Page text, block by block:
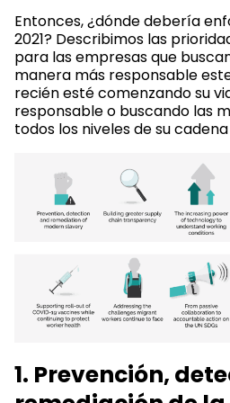
Entonces, ¿dónde debería
2021? Describimos las
para las empresas que
manera más responsable
recién esté comenzando su
responsable o buscando las
todos los niveles de su
1. Prevención,